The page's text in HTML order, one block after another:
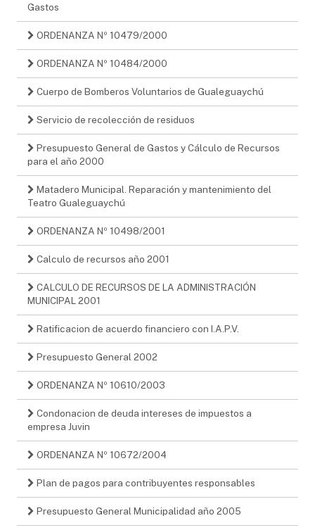
Gastos
ORDENANZA Nº 10479/2000
ORDENANZA Nº 10484/2000
Cuerpo de Bomberos Voluntarios de Gualeguaychú
Servicio de recolección de residuos
Presupuesto General de Gastos y Cálculo de Recursos
para el año 2000
Matadero Municipal. Reparación y mantenimiento del
Teatro Gualeguaychú
ORDENANZA Nº 10498/2001
Calculo de recursos año 2001
CALCULO DE RECURSOS DE LA ADMINISTRACIÓN
MUNICIPAL 2001
Ratificacion de acuerdo financiero con I.A.P.V.
Presupuesto General 2002
ORDENANZA Nº 10610/2003
Condonacion de deuda intereses de impuestos a
empresa Juvin
ORDENANZA Nº 10672/2004
Plan de pagos para contribuyentes responsables
Presupuesto General Municipalidad año 2005